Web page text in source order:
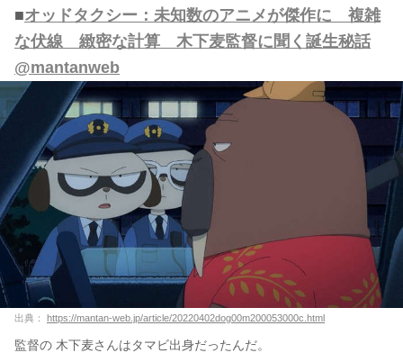
■オッドタクシー：未知数のアニメが傑作に 複雑
な伏線 緻密な計算 木下麦監督に聞く誕生秘話
@mantanweb
出典： https://mantan-web.jp/article/20220402dog00m200053000c.html
監督の 木下麦さんはタマビ出身だったんだ。